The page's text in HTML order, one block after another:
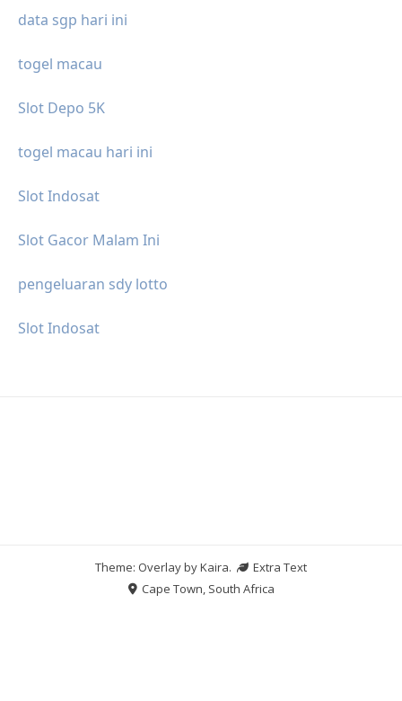
data sgp hari ini
togel macau
Slot Depo 5K
togel macau hari ini
Slot Indosat
Slot Gacor Malam Ini
pengeluaran sdy lotto
Slot Indosat
Theme: Overlay byKaira.
Extra Text
Cape Town, South Africa